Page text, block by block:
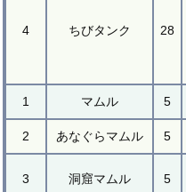
4 ちびタンク 28
1 マムル 5
2 あなぐらマムル 5
3 洞窟マムル 5